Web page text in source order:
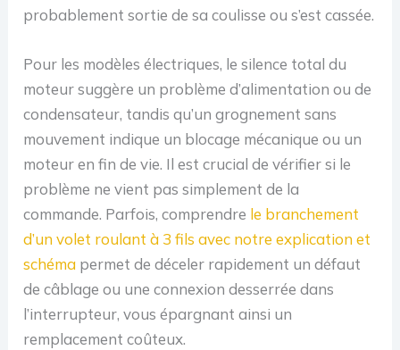
probablement sortie de sa coulisse ou s’est cassée.
Pour les modèles électriques, le silence total du
moteur suggère un problème d’alimentation ou de
condensateur, tandis qu’un grognement sans
mouvement indique un blocage mécanique ou un
moteur en fin de vie. Il est crucial de vérifier si le
problème ne vient pas simplement de la
commande. Parfois, comprendre le branchement
d’un volet roulant à 3 fils avec notre explication et
schéma permet de déceler rapidement un défaut
de câblage ou une connexion desserrée dans
l’interrupteur, vous épargnant ainsi un
remplacement coûteux.